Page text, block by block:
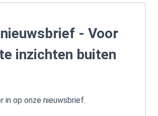
- Voor
inzichten buiten
in op onze nieuwsbrief.